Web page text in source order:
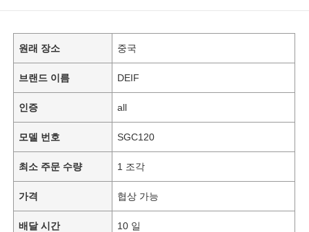
원래 장소 중국
브랜드 이름 DEIF
인증 all
모델 번호 SGC120
최소 주문 수량 1 조각
가격 협상 가능
배달 시간 10 일